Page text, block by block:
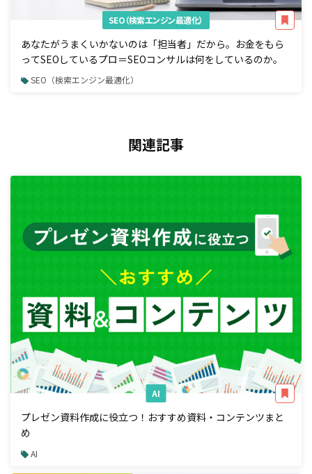
SEO（検索エンジン最適化）
あなたがうまくいかないのは「担当者」だから。お金をもら
ってSEOしているプロ＝SEOコンサルは何をしているのか。
SEO（検索エンジン最適化）
関連記事
AI
プレゼン資料作成に役立つ！おすすめ資料・コンテンツまと
め
AI